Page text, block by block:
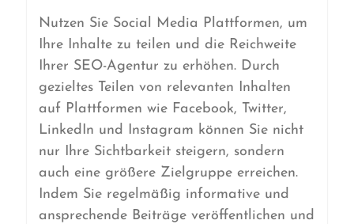
Nutzen Sie Social Media Plattformen, um
Ihre Inhalte zu teilen und die Reichweite
Ihrer SEO-Agentur zu erhöhen. Durch
gezieltes Teilen von relevanten Inhalten
auf Plattformen wie Facebook, Twitter,
LinkedIn und Instagram können Sie nicht
nur Ihre Sichtbarkeit steigern, sondern
auch eine größere Zielgruppe erreichen.
Indem Sie regelmäßig informative und
ansprechende Beiträge veröffentlichen und